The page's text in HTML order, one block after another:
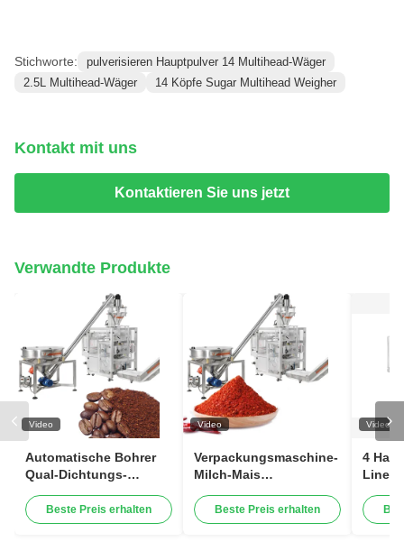
Stichworte:
pulverisieren Hauptpulver 14 Multihead-Wäger
2.5L Multihead-Wäger
14 Köpfe Sugar Multihead Weigher
Kontakt mit uns
Kontaktieren Sie uns jetzt
Verwandte Produkte
Video
Automatische Bohrer
Qual-Dichtungs-
Verpackungsmaschine
für würzigen Gelbwurz-
Beste Preis erhalten
Video
Verpackungsmaschine-
Milch-Mais
250g
Nahrungsmittelbemehlen
Beste Preis erhalten
Video
4